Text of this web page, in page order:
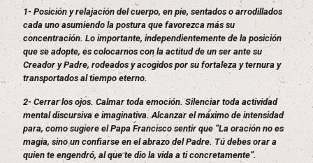
1- Posición y relajación del cuerpo, en pie, sentados o arrodillados
cada uno asumiendo la postura que favorezca más su
concentración. Lo importante, independientemente de la posición
que se adopte, es colocarnos con la actitud de un ser ante su
Creador y Padre, rodeados y acogidos por su fortaleza y ternura y
transportados al tiempo eterno.
2- Cerrar los ojos. Calmar toda emoción. Silenciar toda actividad
mental discursiva e imaginativa. Alcanzar el máximo de intensidad
para, como sugiere el Papa Francisco sentir que “La oración no es
magia, sino un confiarse en el abrazo del Padre. Tú debes orar a
quien te engendró, al que te dio la vida a ti concretamente”.